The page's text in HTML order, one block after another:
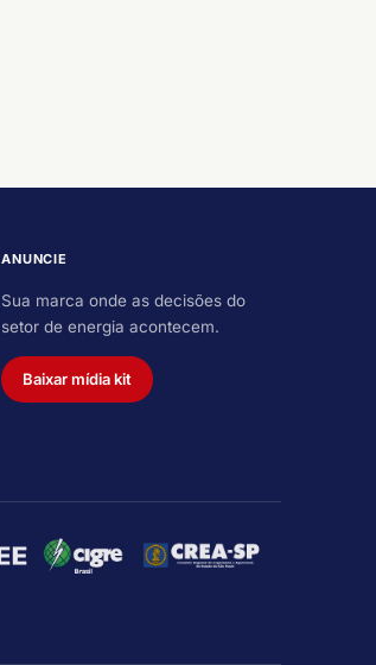
ANUNCIE
Sua marca onde as decisões do
setor de energia acontecem.
Baixar mídia kit